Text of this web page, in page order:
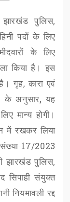
पुलिस,
पदों के लिए
के लिए
किया है। इस
गृह,कारा एवं
के अनुसार,यह
मान्य होगी।
में रखकर लिया
17/2023
झारखंड पुलिस,
सिपाही संयुक्त
नियमावली रद्द